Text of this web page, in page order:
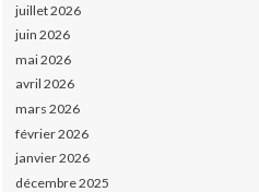
juillet 2026
juin 2026
mai 2026
avril 2026
mars 2026
février 2026
janvier 2026
décembre 2025